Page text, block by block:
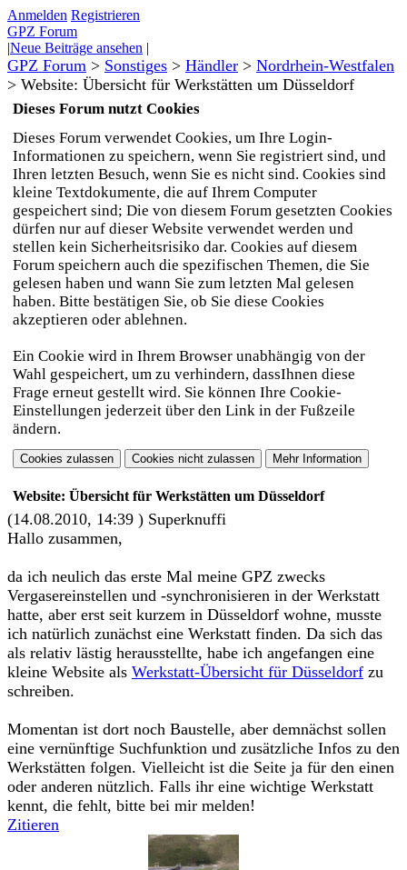
Anmelden Registrieren
GPZ Forum
|Neue Beiträge ansehen |
GPZ Forum > Sonstiges > Händler > Nordrhein-Westfalen
> Website: Übersicht für Werkstätten um Düsseldorf
Dieses Forum nutzt Cookies
Dieses Forum verwendet Cookies, um Ihre Login-
Informationen zu speichern, wenn Sie registriert sind, und
Ihren letzten Besuch, wenn Sie es nicht sind. Cookies sind
kleine Textdokumente, die auf Ihrem Computer
gespeichert sind; Die von diesem Forum gesetzten Cookies
dürfen nur auf dieser Website verwendet werden und
stellen kein Sicherheitsrisiko dar. Cookies auf diesem
Forum speichern auch die spezifischen Themen, die Sie
gelesen haben und wann Sie zum letzten Mal gelesen
haben. Bitte bestätigen Sie, ob Sie diese Cookies
akzeptieren oder ablehnen.
Ein Cookie wird in Ihrem Browser unabhängig von der
Wahl gespeichert, um zu verhindern, dassIhnen diese
Frage erneut gestellt wird. Sie können Ihre Cookie-
Einstellungen jederzeit über den Link in der Fußzeile
ändern.
Website: Übersicht für Werkstätten um Düsseldorf
(14.08.2010, 14:39 ) Superknuffi
Hallo zusammen,
da ich neulich das erste Mal meine GPZ zwecks
Vergasereinstellen und -synchronisieren in der Werkstatt
hatte, aber erst seit kurzem in Düsseldorf wohne, musste
ich natürlich zunächst eine Werkstatt finden. Da sich das
als relativ lästig herausstellte, habe ich angefangen eine
kleine Website als Werkstatt-Übersicht für Düsseldorf zu
schreiben.
Momentan ist dort noch Baustelle, aber demnächst sollen
eine vernünftige Suchfunktion und zusätzliche Infos zu den
Werkstätten folgen. Vielleicht ist die Seite ja für den einen
oder anderen nützlich. Falls ihr eine wichtige Werkstatt
kennt, die fehlt, bitte bei mir melden!
Zitieren